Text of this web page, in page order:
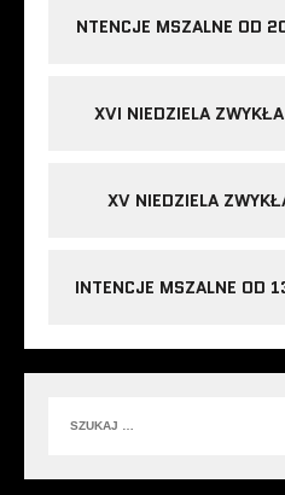
NTENCJE MSZALNE OD
XVI NIEDZIELA
XV NIEDZIELA
INTENCJE MSZALNE OD